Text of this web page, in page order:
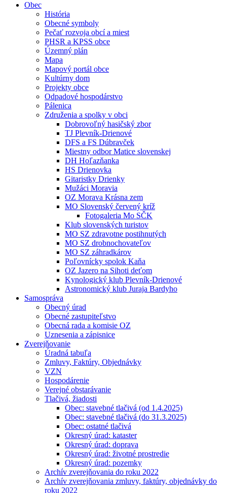
Obec
História
Obecné symboly
Pečať rozvoja obcí a miest
PHSR a KPSS obce
Územný plán
Mapa
Mapový portál obce
Kultúrny dom
Projekty obce
Odpadové hospodárstvo
Pálenica
Združenia a spolky v obci
Dobrovoľný hasičský zbor
TJ Plevník-Drienové
DFS a FS Dúbravček
Miestny odbor Matice slovenskej
DH Hoľazňanka
HS Drienovka
Gitaristky Drienky
Mužáci Moravia
OZ Morava Krásna zem
MO Slovenský červený kríž
Fotogaleria Mo SČK
Klub slovenských turistov
MO SZ zdravotne postihnutých
MO SZ drobnochovateľov
MO SZ záhradkárov
Poľovnícky spolok Kaňa
OZ Jazero na Sihoti deťom
Kynologický klub Plevník-Drienové
Astronomický klub Juraja Bardyho
Samospráva
Obecný úrad
Obecné zastupiteľstvo
Obecná rada a komisie OZ
Uznesenia a zápisnice
Zverejňovanie
Úradná tabuľa
Zmluvy, Faktúry, Objednávky
VZN
Hospodárenie
Verejné obstarávanie
Tlačivá, žiadosti
Obec: stavebné tlačivá (od 1.4.2025)
Obec: stavebné tlačivá (do 31.3.2025)
Obec: ostatné tlačivá
Okresný úrad: kataster
Okresný úrad: doprava
Okresný úrad: životné prostredie
Okresný úrad: pozemky
Archív zverejňovania do roku 2022
Archív zverejňovania zmluvy, faktúry, objednávky do
roku 2022